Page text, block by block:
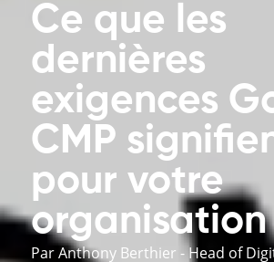
Ce que les
dernières
exigences
CMP
pour votre
organisation
Par Anthony Berthier - Head of